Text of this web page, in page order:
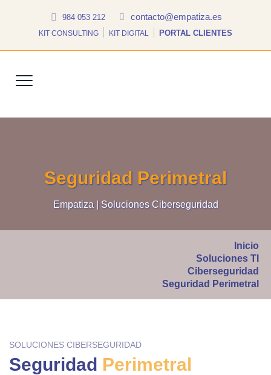
984 053 212 contacto@empatiza.es
KIT CONSULTING KIT DIGITAL PORTAL CLIENTES
Seguridad Perimetral
Empatiza | Soluciones Ciberseguridad
Inicio
Soluciones TI
Ciberseguridad
Seguridad Perimetral
SOLUCIONES CIBERSEGURIDAD
Seguridad Perimetral